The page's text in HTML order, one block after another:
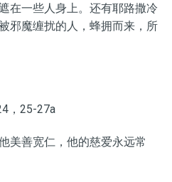
在一些人身上。还有耶路撒冷
邪魔缠扰的人，蜂拥而来，所
，25-27a
美善宽仁，他的慈爱永远常